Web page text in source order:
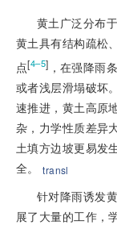
黄土广泛分布
黄土具有结构疏松
点[4–5] ，在强降雨
或者浅层滑塌破坏
速推进，黄土高原
杂，力学性质差异
土填方边坡更易发
全。
transl
针对降雨诱发
展了大量的工作，